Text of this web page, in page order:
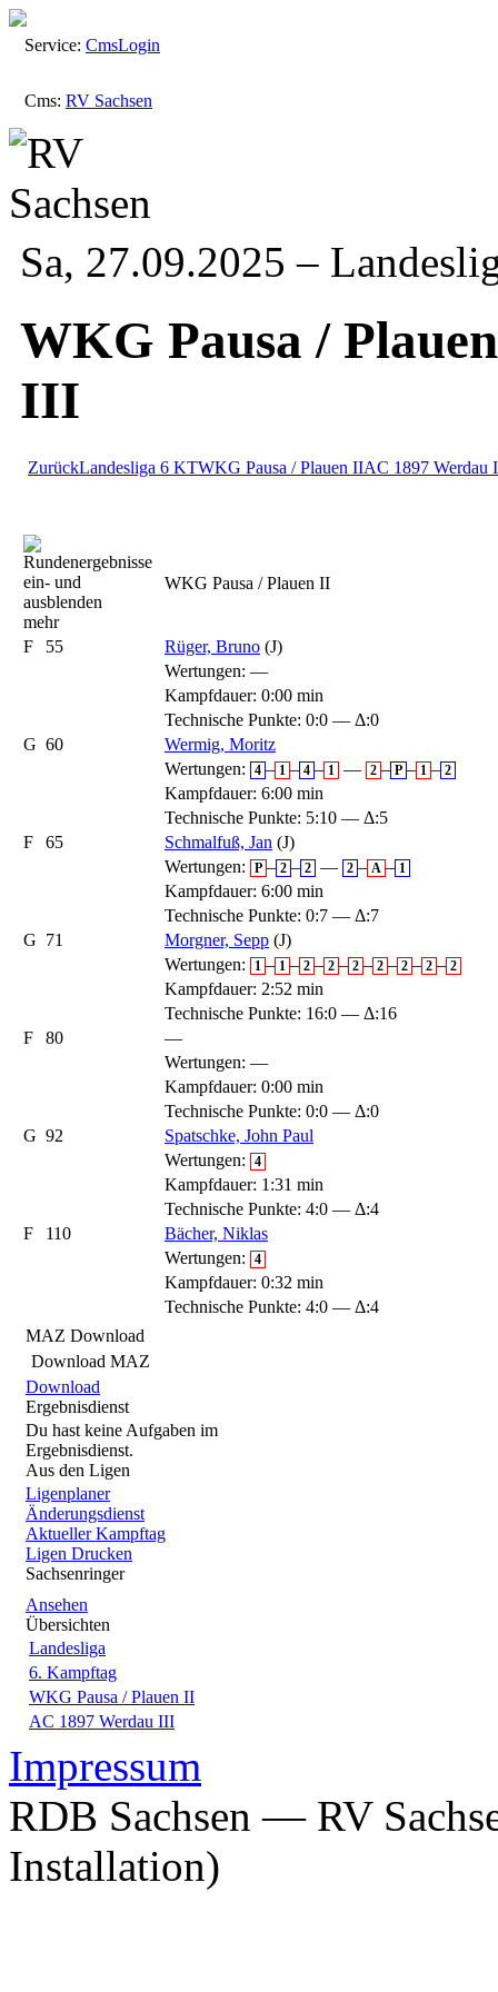
Cms: RV Sachsen
Service: CmsLogin
Sa, 27.09.2025 –
WKG Pausa /
III
ZurückLandesliga 6 KTWKG Pausa / Plauen IIAC 1897 Werdau
mehr
WKG Pausa / Plauen II
F 55 Rüger, Bruno (J)
Wertungen: —
Kampfdauer: 0:00 min
Technische Punkte: 0:0 — Δ:0
G 60
Wermig, Moritz
Wertungen:
4 – 1 – 4 – 1 — 2 – P – 1 – 2
Kampfdauer: 6:00 min
Technische Punkte: 5:10 — Δ:5
F
65 Schmalfuß, Jan (J)
Wertungen:
P – 2 – 2 — 2 – A – 1
Kampfdauer: 6:00 min
Technische Punkte: 0:7 — Δ:7
G 71 Morgner, Sepp (J)
Wertungen:
1 – 1 – 2 – 2 – 2 – 2 – 2 – 2 – 2
Kampfdauer: 2:52 min
Technische Punkte: 16:0 — Δ:16
F
80
—
Wertungen: —
Kampfdauer: 0:00 min
Technische Punkte: 0:0 — Δ:0
G 92
Spatschke, John Paul
Wertungen:
4
Kampfdauer: 1:31 min
Technische Punkte: 4:0 — Δ:4
F
110
Bächer, Niklas
Wertungen:
4
Kampfdauer: 0:32 min
Technische Punkte: 4:0 — Δ:4
MAZ Download
Download MAZ
Download
Ergebnisdienst
Du hast keine Aufgaben im
Ergebnisdienst.
Aus den Ligen
Ligenplaner
Änderungsdienst
Aktueller Kampftag
Ligen Drucken
Sachsenringer
Ansehen
Übersichten
Landesliga
6. Kampftag
WKG Pausa / Plauen II
AC 1897 Werdau III
Impressum
RDB Sachsen — RV
Installation)